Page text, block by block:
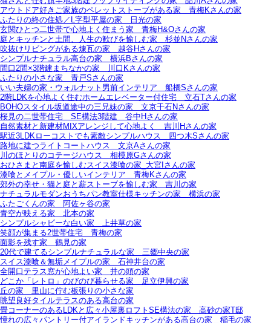
アウトドア好きご家族のペレットストーブがある家＿青梅Kさんの家
ふたりの終の住処／L字型平屋の家＿日光の家
玄関ひとつ二世帯で心地よく住まう家＿青梅H&Oさんの家
庭とキッチンと土間、人生の歓びを愉しむ家＿杉並Nさんの家
吹抜けリビングがある煉瓦の家＿越谷Hさんの家
シンプルナチュラル高台の家＿横浜Bさんの家
間口2間×3階建まちなかの家＿川口Kさんの家
ふたりの小さな家＿青戸Sさんの家
いい夫婦の家・ウォルナット男前インテリア＿船橋Sさんの家
2階LDKを心地よく住むホームエレベーター付住宅＿立石Tさんの家
BOHOスタイル坂道途中の三兄妹の家＿文京千石Nさんの家
桜見の二世帯住宅＿SE構法3階建＿谷中Hさんの家
自然素材と新建材MIXアレンジして心地よく＿吉川Hさんの家
駅近3LDKローコストでも素敵シンプルハウス＿四つ木Sさんの家
路地に建つライトコートハウス＿文京Aさんの家
川のほとりのコテージハウス＿相模原Gさんの家
おひさまと南庭を愉しむスイス漆喰の家_大宮Iさんの家
漆喰とメイプル・優しいインテリア＿青梅Kさんの家
郊外の幸せ・猫と庭と薪ストーブを愉しむ家＿吉川の家
ナチュラルモダンおうちパン教室仕様キッチンの家＿横浜の家
ふたごくんの家＿阿佐ヶ谷の家
青空が映える家＿北本の家
シンプルシャビーな白い家＿上井草の家
笑顔が集まる2世帯住宅＿青梅の家
面影を残す家＿鶴見の家
20代で建てるシンプルナチュラルな家＿三郷中央の家
スイス漆喰＆無垢メイプルの家＿石神井台の家
全開口テラス窓が心地よい家＿井の頭の家
どこか「レトロ」のびのび暮らせる家＿足立伊興の家
丘の家＿里山に佇む板張りの小さな家
眺望良好タイルテラスのある高台の家
畳コーナーのあるLDKと広々小屋裏ロフトSE構法の家＿高砂の家T邸
憧れの広々パントリー付アイランドキッチンがある高台の家＿稲毛の家